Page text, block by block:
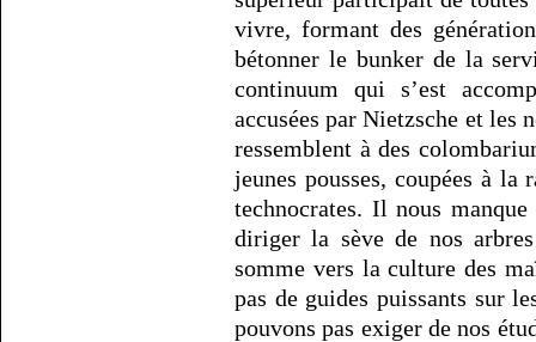
vivre, formant des
bétonner le bunker de la
continuum qui s’est
accusées par Nietzsche et les
ressemblent à des
jeunes pousses, coupées à
technocrates. Il nous
diriger la sève de nos
somme vers la culture des
pas de guides puissants sur
pouvons pas exiger de nos